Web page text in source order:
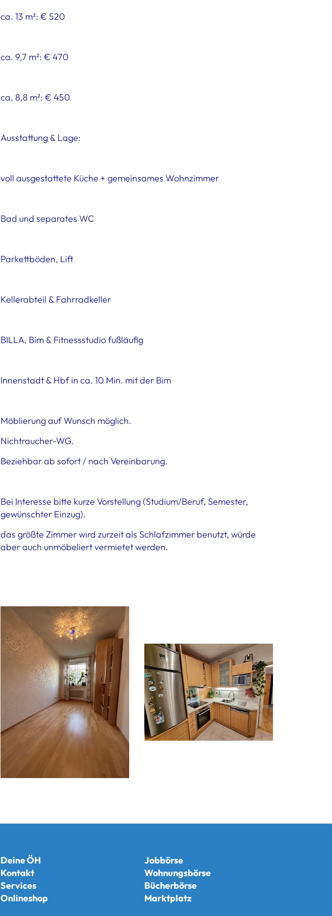
ca. 13 m²: € 520
ca. 9,7 m²: € 470
ca. 8,8 m²: € 450
Ausstattung & Lage:
voll ausgestattete Küche + gemeinsames Wohnzimmer
Bad und separates WC
Parkettböden, Lift
Kellerabteil & Fahrradkeller
BILLA, Bim & Fitnessstudio fußläufig
Innenstadt & Hbf in ca. 10 Min. mit der Bim
Möblierung auf Wunsch möglich.
Nichtraucher-WG.
Beziehbar ab sofort / nach Vereinbarung.
Bei Interesse bitte kurze Vorstellung (Studium/Beruf, Semester,
gewünschter Einzug).
das größte Zimmer wird zurzeit als Schlafzimmer benutzt, würde
aber auch unmöbeliert vermietet werden.
Deine ÖH
Kontakt
Services
Onlineshop
Jobbörse
Wohnungsbörse
Bücherbörse
Marktplatz